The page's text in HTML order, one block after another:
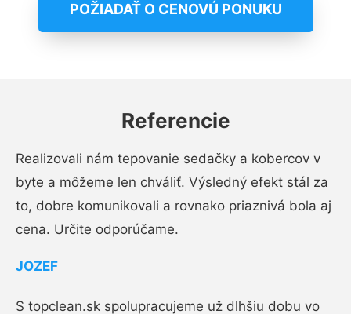
POŽIADAŤ O CENOVÚ PONUKU
Referencie
Realizovali nám tepovanie sedačky a kobercov v
byte a môžeme len chváliť. Výsledný efekt stál za
to, dobre komunikovali a rovnako priaznivá bola aj
cena. Určite odporúčame.
JOZEF
S topclean.sk spolupracujeme už dlhšiu dobu vo